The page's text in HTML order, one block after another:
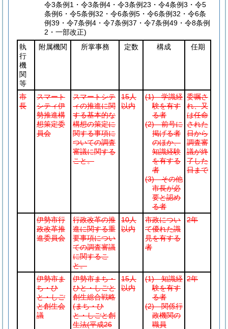
令3条例1・令3条例4・令3条例23・令4条例3・令5
条例6・令5条例32・令6条例5・令6条例32・令6条
例39・令7条例4・令7条例37・令7条例49・令8条例
2・一部改正)
執
行
機
関
等
附属機関 所掌事務 定数 構成 任期
市
長
スマート
シティ伊
勢推進構
想策定委
員会
スマートシテ
ィの推進に関
する基本的な
構想の策定に
関する事項に
ついての調査
審議に関する
こと。
15人
以内
(1)学識経
験を有す
る者
(2)前号に
掲げる者
のほか、
知識経験
を有する
者
(3)その他
市長が必
要と認め
る者
委嘱さ
れ、又
は任命
された
日から
調査審
議が終
了した
日まで
伊勢市行
政改革推
進委員会
行政改革の推
進に関する重
要事項につい
ての調査審議
に関するこ
と。
10人
以内
市政につい
て優れた識
見を有する
者
2年
伊勢市ま
ち・ひ
と・しご
と創生会
議
伊勢市まち・
ひと・しごと
創生総合戦略
(まち・ひ
と・しごと創
生法(平成26
15人
以内
(1)知識経
験を有す
る者
(2)関係行
政機関の
職員
2年